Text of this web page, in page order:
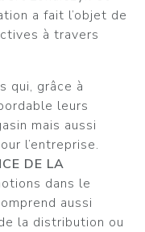
a fait l’objet de
à travers
qui, grâce à
leurs
mais aussi
l’entreprise.
DE LA
dans le
aussi
la distribution ou